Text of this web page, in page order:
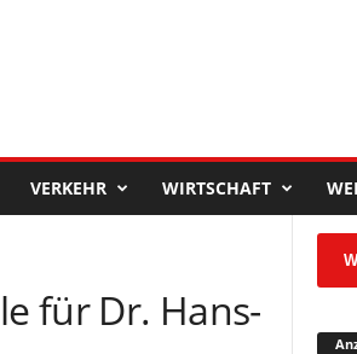
VERKEHR WIRTSCHAFT
für Dr. Hans-